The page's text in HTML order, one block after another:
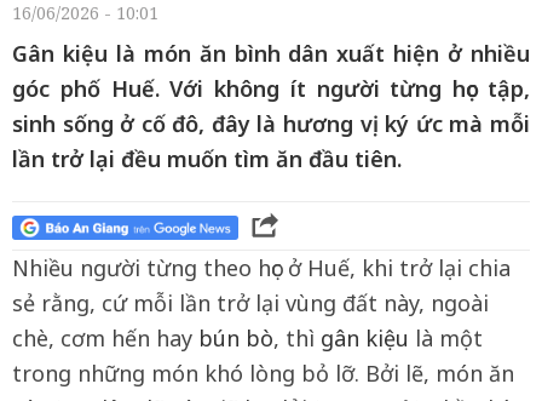
16/06/2026 - 10:01
Gân kiệu là món ăn bình dân xuất hiện ở nhiều
góc phố Huế. Với không ít người từng học tập,
sinh sống ở cố đô, đây là hương vị ký ức mà mỗi
lần trở lại đều muốn tìm ăn đầu tiên.
Nhiều người từng theo học ở Huế, khi trở lại chia
sẻ rằng, cứ mỗi lần trở lại vùng đất này, ngoài
chè, cơm hến hay bún bò, thì gân kiệu là một
trong những món khó lòng bỏ lỡ. Bởi lẽ, món ăn